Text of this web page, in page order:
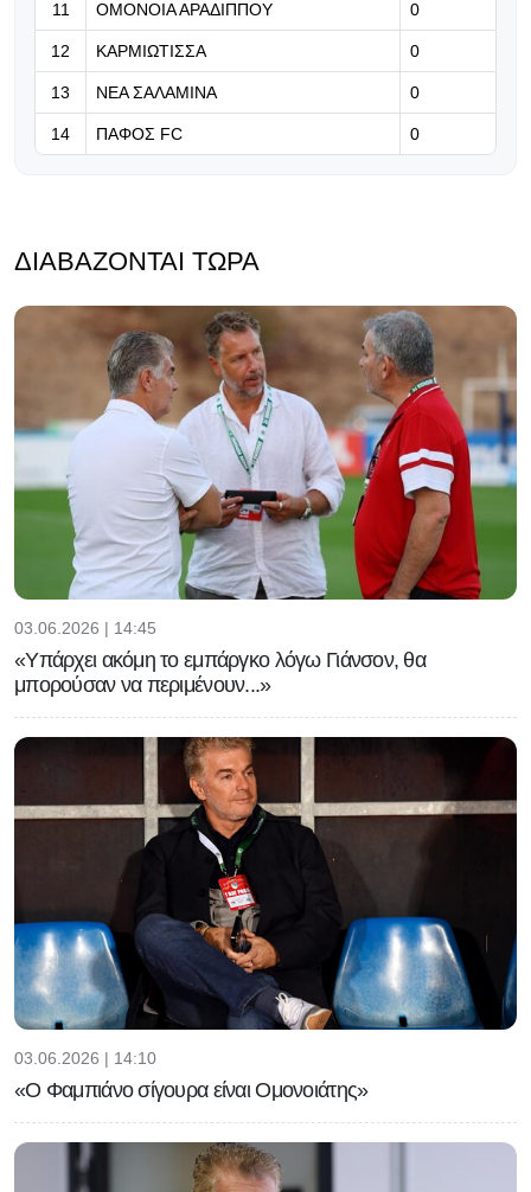
11 ΟΜΟΝΟΙΑ ΑΡΑΔΙΠΠΟΥ 0
12 ΚΑΡΜΙΩΤΙΣΣΑ 0
13 ΝΕΑ ΣΑΛΑΜΙΝΑ 0
14 ΠΑΦΟΣ FC 0
ΔΙΑΒΆΖΟΝΤΑΙ ΤΏΡΑ
03.06.2026 | 14:45
«Υπάρχει ακόμη το εμπάργκο λόγω Γιάνσον, θα
μπορούσαν να περιμένουν...»
03.06.2026 | 14:10
«Ο Φαμπιάνο σίγουρα είναι Ομονοιάτης»